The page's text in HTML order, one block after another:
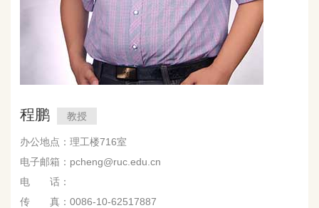
程鹏 教授
办公地点：理工楼716室
电子邮箱：pcheng@ruc.edu.cn
电 话：
传 真：0086-10-62517887